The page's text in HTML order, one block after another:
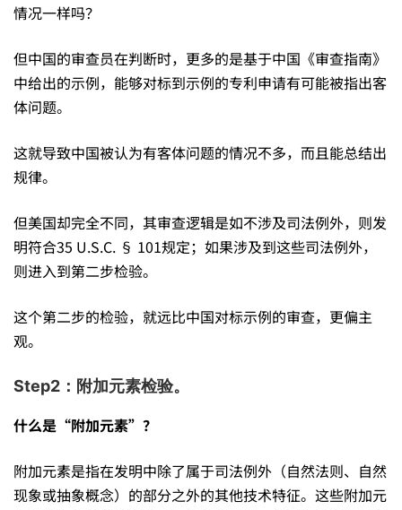
情况一样吗？
但中国的审查员在判断时，更多的是基于中国《审查指南》
中给出的示例，能够对标到示例的专利申请有可能被指出客
体问题。
这就导致中国被认为有客体问题的情况不多，而且能总结出
规律。
但美国却完全不同，其审查逻辑是如不涉及司法例外，则发
明符合35 U.S.C. § 101规定；如果涉及到这些司法例外，
则进入到第二步检验。
这个第二步的检验，就远比中国对标示例的审查，更偏主
观。
Step2：附加元素检验。
什么是“附加元素”？
附加元素是指在发明中除了属于司法例外（自然法则、自然
现象或抽象概念）的部分之外的其他技术特征。这些附加元